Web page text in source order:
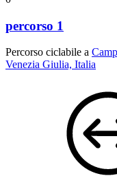
percorso 1
Percorso ciclabile a
Venezia Giulia, Italia